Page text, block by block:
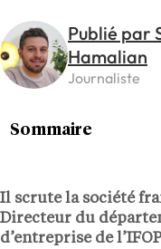
Publié par
Hamalian
Journaliste
Il scrute la société
Directeur du
d’entreprise de
Sommaire